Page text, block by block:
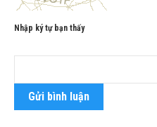
Nhập ký tự bạn thấy